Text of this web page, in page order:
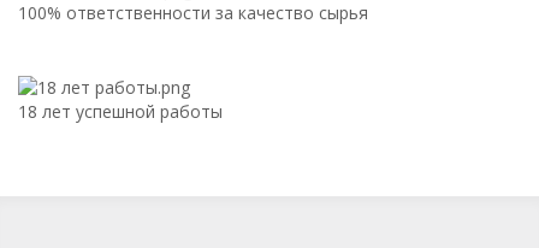
100% ответственности за качество сырья
18 лет успешной работы